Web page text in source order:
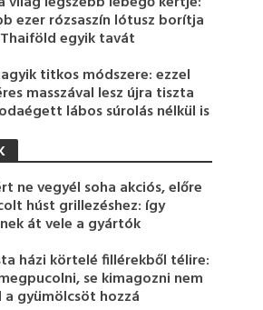
ezer rózsaszín lótusz borítja
egyik tavát
titkos módszere: ezzel
masszával lesz újra tiszta
lábos súrolás nélkül is
ne vegyél soha akciós, előre
húst grillezéshez: így
át vele a gyártók
házi körtelé fillérekből télire:
se kimagozni nem
a gyümölcsöt hozzá